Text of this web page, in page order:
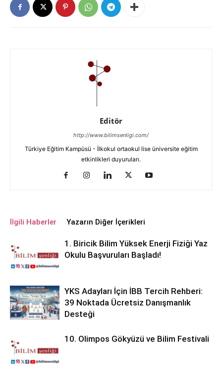
Editör
http://www.bilimsenligi.com/
Türkiye Eğitim Kampüsü - İlkokul ortaokul lise üniversite eğitim
etkinlikleri duyuruları.
İlgili Haberler Yazarın Diğer İçerikleri
1. Biricik Bilim Yüksek Enerji Fiziği Yaz
Okulu Başvuruları Başladı!
YKS Adayları İçin İBB Tercih Rehberi:
39 Noktada Ücretsiz Danışmanlık
Desteği
10. Olimpos Gökyüzü ve Bilim Festivali